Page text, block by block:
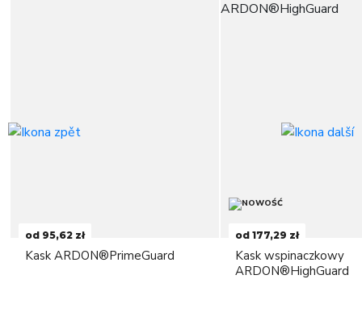
od 95,62 zł
Kask ARDON®PrimeGuard
od 177,29 zł
Kask wspinaczkowy
ARDON®HighGuard